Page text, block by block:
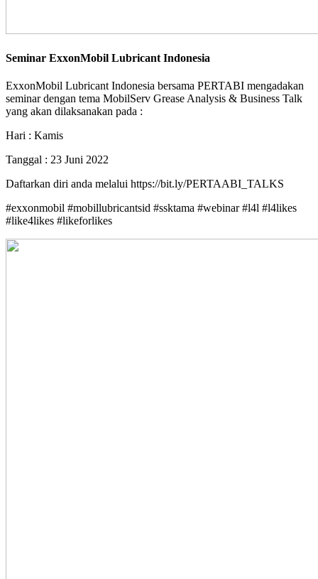
Seminar ExxonMobil Lubricant Indonesia
ExxonMobil Lubricant Indonesia bersama PERTABI mengadakan
seminar dengan tema MobilServ Grease Analysis & Business Talk
yang akan dilaksanakan pada :
Hari : Kamis
Tanggal : 23 Juni 2022
Daftarkan diri anda melalui https://bit.ly/PERTAABI_TALKS
#exxonmobil #mobillubricantsid #ssktama #webinar #l4l #l4likes
#like4likes #likeforlikes